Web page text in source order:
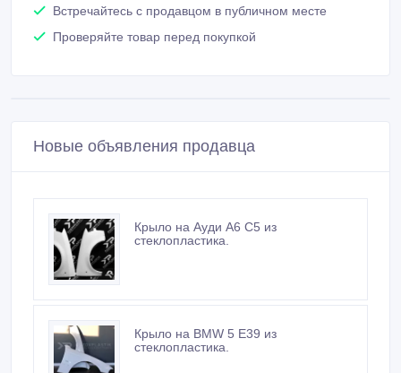
Встречайтесь с продавцом в публичном месте
Проверяйте товар перед покупкой
Новые объявления продавца
Крыло на Ауди А6 С5 из
стеклопластика.
Крыло на BMW 5 E39 из
стеклопластика.